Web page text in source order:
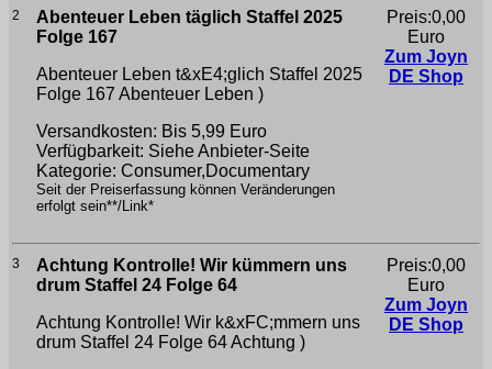
2
Abenteuer Leben täglich Staffel 2025
Folge 167
Abenteuer Leben t&xE4;glich Staffel 2025
Folge 167 Abenteuer Leben )
Versandkosten: Bis 5,99 Euro
Verfügbarkeit: Siehe Anbieter-Seite
Kategorie: Consumer,Documentary
Seit der Preiserfassung können Veränderungen
erfolgt sein**/Link*
Preis:0,00
Euro
Zum Joyn
DE Shop
3
Achtung Kontrolle! Wir kümmern uns
drum Staffel 24 Folge 64
Achtung Kontrolle! Wir k&xFC;mmern uns
drum Staffel 24 Folge 64Achtung )
Preis:0,00
Euro
Zum Joyn
DE Shop